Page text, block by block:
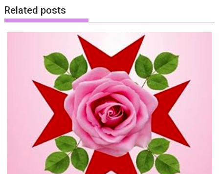
Related posts